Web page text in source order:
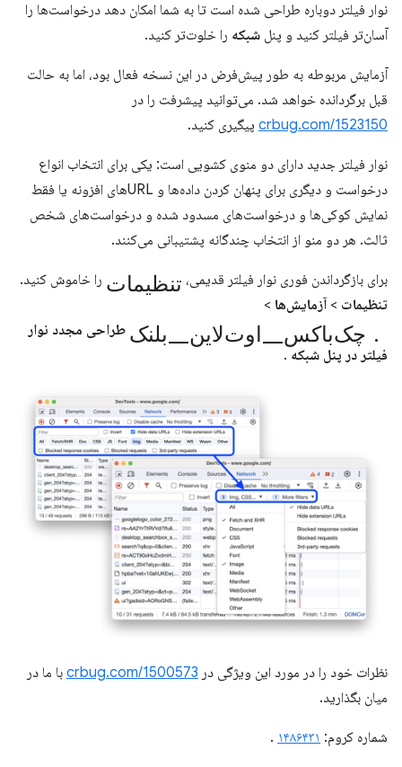
نوار فیلتر دوباره طراحی شده است تا به شما امکان دهد درخواست‌ها را
آسان‌تر فیلتر کنید و پنل شبکه را خلوت‌تر کنید.
آزمایش مربوطه به طور پیش‌فرض در این نسخه فعال بود، اما به حالت
قبل برگردانده خواهد شد. می‌توانید پیشرفت را در
crbug.com/1523150 پیگیری کنید.
نوار فیلتر جدید دارای دو منوی کشویی است: یکی برای انتخاب انواع
درخواست و دیگری برای پنهان کردن داده‌ها و URLهای افزونه یا فقط
نمایش کوکی‌ها و درخواست‌های مسدود شده و درخواست‌های شخص
ثالث. هر دو منو از انتخاب چندگانه پشتیبانی می‌کنند.
برای بازگرداندن فوری نوار فیلتر قدیمی، تنظیمات را خاموش کنید.
تنظیمات > آزمایش‌ها >
طراحی مجدد نوار
فیلتر در پنل شبکه .
نظرات خود را در مورد این ویژگی در crbug.com/1500573 با ما در
میان بگذارید.
شماره کروم: ۱۴۸۶۴۳۱ .